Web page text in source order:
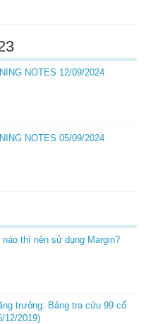
NOTES 12/09/2024
NOTES 05/09/2024
nào thì nên sử dụng Margin?
trưởng: Bảng tra cứu 99 cổ
12/2019)